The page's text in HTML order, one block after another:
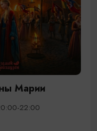
Марии
22:00